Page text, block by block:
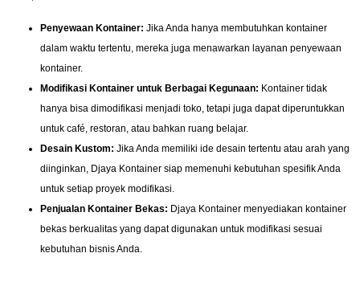
Penyewaan Kontainer: Jika Anda hanya membutuhkan kontainer
dalam waktu tertentu, mereka juga menawarkan layanan penyewaan
kontainer.
Modifikasi Kontainer untuk Berbagai Kegunaan: Kontainer tidak
hanya bisa dimodifikasi menjadi toko, tetapi juga dapat diperuntukkan
untuk café, restoran, atau bahkan ruang belajar.
Desain Kustom: Jika Anda memiliki ide desain tertentu atau arah yang
diinginkan, Djaya Kontainer siap memenuhi kebutuhan spesifik Anda
untuk setiap proyek modifikasi.
Penjualan Kontainer Bekas: Djaya Kontainer menyediakan kontainer
bekas berkualitas yang dapat digunakan untuk modifikasi sesuai
kebutuhan bisnis Anda.